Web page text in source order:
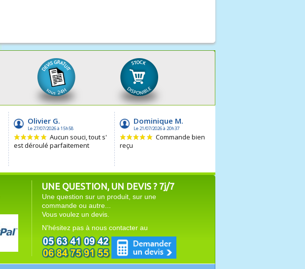
UNE QUESTION, UN DEVIS ? 7j/7
Une question sur un produit, sur une
commande ou autre...
Vous voulez un devis.
N'hésitez pas à nous contacter au